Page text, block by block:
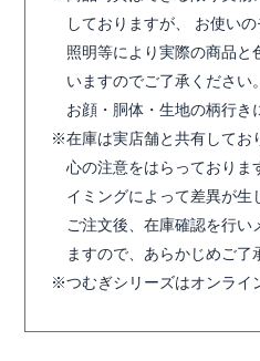
しておりますが、 お使い
照明等により実際の商品と
いますのでご了承ください
お顔・胴体・生地の柄行き
在庫は実店舗と共有してお
心の注意をはらっておりま
イミングによって差異が生
ご注文後、在庫確認を行い
ますので、あらかじめご了
つむぎシリーズはオンライ